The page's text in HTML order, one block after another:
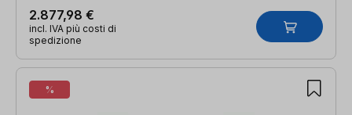
2.877,98 €
incl. IVA più costi di
spedizione
%